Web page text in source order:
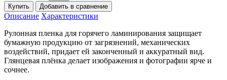
Описание Характеристики
Рулонная пленка для горячего ламинирования защищает
бумажную продукцию от загрязнений, механических
воздействий, придает ей законченный и аккуратный вид.
Глянцевая плёнка делает изображения и фотографии ярче и
сочнее.